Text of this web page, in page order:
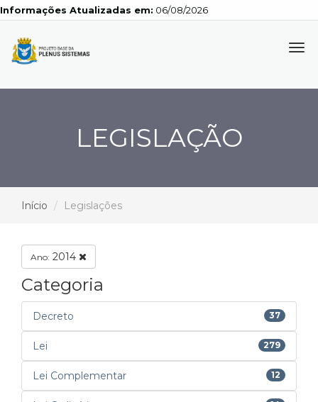
Atualizadas em: 06/08/2026
LEGISLAÇÃO
Início Legislações
Ano: 2014
Categoria
Decreto 37
Lei 279
Lei Complementar 12